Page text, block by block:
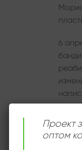
6
В
Проект
оптом